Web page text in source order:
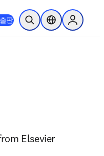
판 검색 열기위치 선택기Sign in to
Elsevier